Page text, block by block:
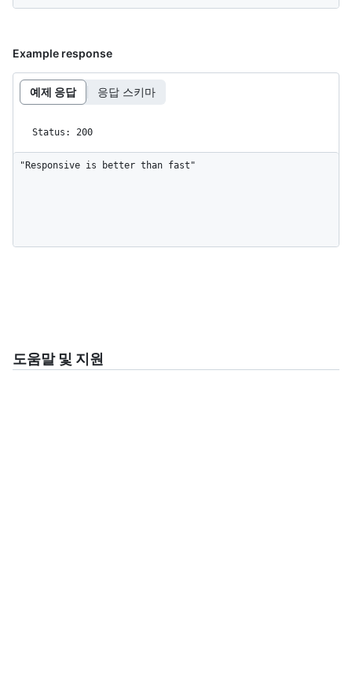
Example response
예제 응답 응답 스키마
Status: 200
"Responsive is better than fast"
도움말 및 지원